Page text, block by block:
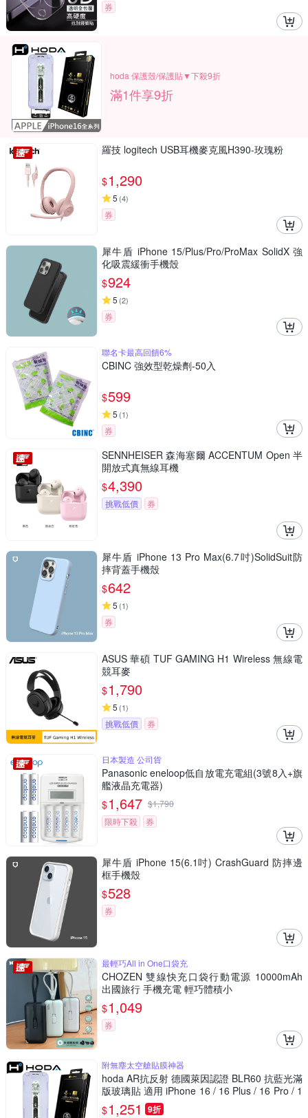
券
hoda 保護殼/保護貼▼下殺9折
滿1件享9折
羅技 logitech USB耳機麥克風H390-玫瑰粉
$1,290
5 (4)
券
犀牛盾 iPhone 15/Plus/Pro/ProMax SolidX 強
化吸震緩衝手機殼
$924
5 (2)
券
聯名卡最高回饋6%
CBINC 強效型乾燥劑-50入
$599
5 (1)
券
SENNHEISER 森海塞爾 ACCENTUM Open 半
開放式真無線耳機
$4,390
挑戰低價 券
犀牛盾 iPhone 13 Pro Max(6.7吋)SolidSuit防
摔背蓋手機殼
$642
5 (1)
券
ASUS 華碩 TUF GAMING H1 Wireless 無線電
競耳麥
$1,790
5 (1)
挑戰低價 券
日本製造 公司貨
Panasonic eneloop低自放電充電組(3號8入+旗
艦液晶充電器)
$1,647 $1,790
限時下殺
券
犀牛盾 iPhone 15(6.1吋) CrashGuard 防摔邊
框手機殼
$528
券
最輕巧All in One口袋充
CHOZEN 雙線快充口袋行動電源 10000mAh
出國旅行 手機充電 輕巧體積小
$1,049
券
附無塵太空艙貼膜神器
hoda AR抗反射 德國萊因認證 BLR60 抗藍光滿
版玻璃貼 適用 iPhone 16 / 16 Plus / 16 Pro / 1
6 Pro Max
$1,251 9折